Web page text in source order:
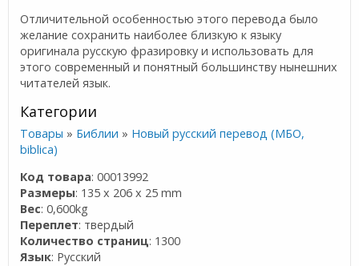
Отличительной особенностью этого перевода было
желание сохранить наиболее близкую к языку
оригинала русскую фразировку и использовать для
этого современный и понятный большинству нынешних
читателей язык.
Категории
Товары » Библии » Новый русский перевод (МБО,
biblica)
Код товара: 00013992
Размеры: 135 x 206 x 25 mm
Вес: 0,600kg
Переплет: твердый
Количество страниц: 1300
Язык: Русский